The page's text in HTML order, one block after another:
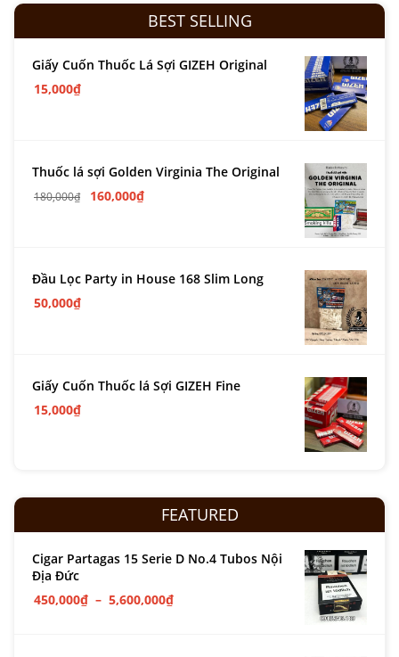
BEST SELLING
Giấy Cuốn Thuốc Lá Sợi GIZEH Original
15,000₫
Thuốc lá sợi Golden Virginia The Original
180,000₫ 160,000₫
Đầu Lọc Party in House 168 Slim Long
50,000₫
Giấy Cuốn Thuốc lá Sợi GIZEH Fine
15,000₫
FEATURED
Cigar Partagas 15 Serie D No.4 Tubos Nội
Địa Đức
450,000₫ – 5,600,000₫